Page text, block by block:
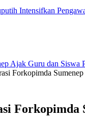
Intensifkan
Ajak Guru dan
Forkopimda
Forkopimda